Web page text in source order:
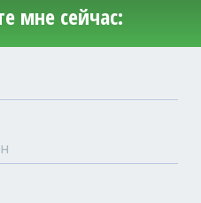
мне сейчас: